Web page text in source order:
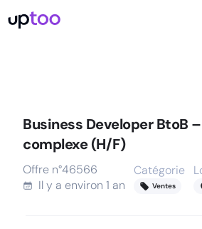
Business Developer BtoB
complexe (H/F)
Offre n°46566
Il y a environ 1 an
Catégorie
Ventes